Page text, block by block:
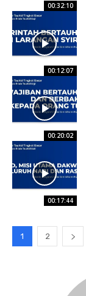
00:32:10
00:12:07
00:20:02
00:17:44
1 2